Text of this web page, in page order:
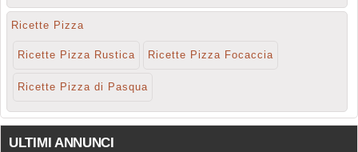
Ricette Pizza
Ricette Pizza Rustica Ricette Pizza Focaccia
Ricette Pizza di Pasqua
ULTIMI ANNUNCI